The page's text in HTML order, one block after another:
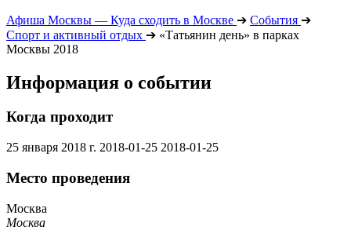
Афиша Москвы — Куда сходить в Москве ➔ События ➔
Спорт и активный отдых ➔ «Татьянин день» в парках
Москвы 2018
Информация о событии
Когда проходит
25 января 2018 г. 2018-01-25 2018-01-25
Место проведения
Москва
Москва